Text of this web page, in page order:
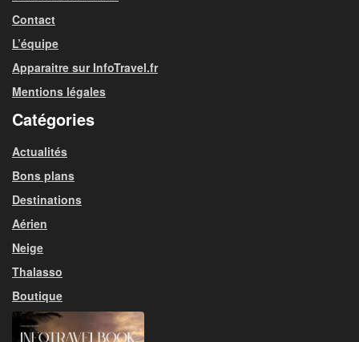
Contact
L’équipe
Apparaitre sur InfoTravel.fr
Mentions légales
Catégories
Actualités
Bons plans
Destinations
Aérien
Neige
Thalasso
Boutique